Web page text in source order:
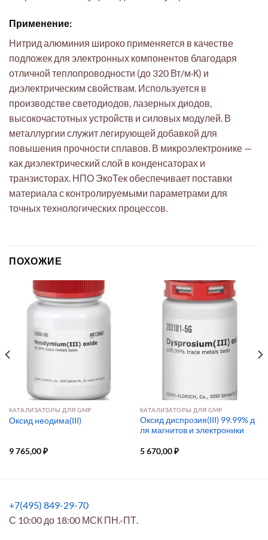
Применение:
Нитрид алюминия широко применяется в качестве
подложек для электронных компонентов благодаря
отличной теплопроводности (до 320 Вт/м·К) и
диэлектрическим свойствам. Используется в
производстве светодиодов, лазерных диодов,
высокочастотных устройств и силовых модулей. В
металлургии служит легирующей добавкой для
повышения прочности сплавов. В микроэлектронике —
как диэлектрический слой в конденсаторах и
транзисторах. НПО ЭкоТек обеспечивает поставки
материала с контролируемыми параметрами для
точных технологических процессов.
ПОХОЖИЕ
КАТАЛИЗАТОРЫ ДЛЯ GMP
Оксид неодима(III)
9 765,00₽
КАТАЛИЗАТОРЫ ДЛЯ GMP
Оксид диспрозия(III) 99.99% д
ля магнитов и электроники
5 670,00₽
+7(495) 849-29-70
С 10:00 до 18:00 МСК ПН.-ПТ.